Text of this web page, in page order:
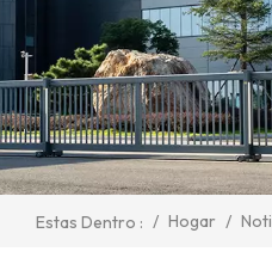
Estas Dentro : / Hogar /